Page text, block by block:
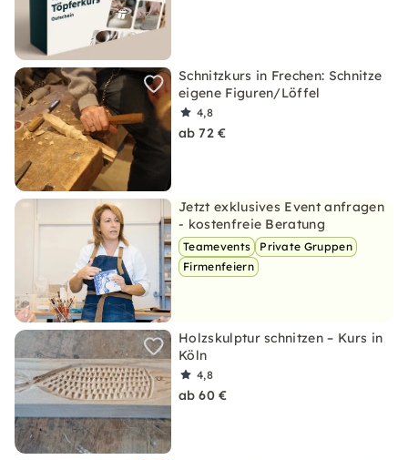
Schnitzkurs in Frechen: Schnitze
eigene Figuren/Löffel
4,8
ab 72 €
Jetzt exklusives Event anfragen
- kostenfreie Beratung
Teamevents
Private Gruppen
Firmenfeiern
Holzskulptur schnitzen – Kurs in
Köln
4,8
ab 60 €